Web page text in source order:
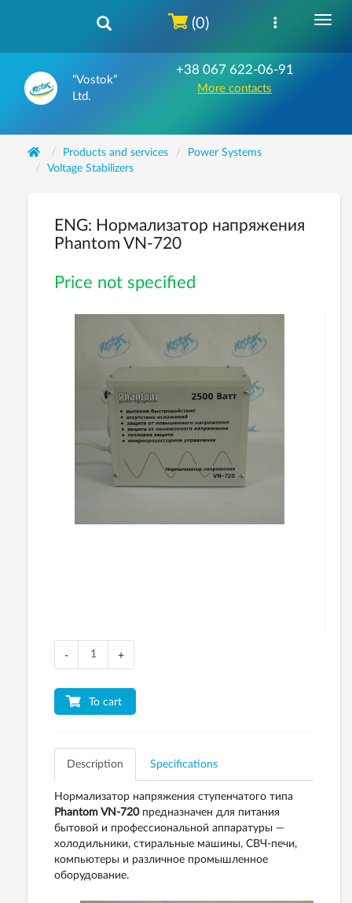
“Vostok”
Ltd.
+38 067 622-06-91
More contacts
(0)
Products and services
Power Systems
Voltage Stabilizers
ENG: Нормализатор напряжения
Phantom VN-720
Price not specified
- +
To cart
Description Specifications
Нормализатор напряжения ступенчатого типа
Phantom VN-720предназначен для питания
бытовой и профессиональной аппаратуры —
холодильники, стиральные машины, СВЧ-печи,
компьютеры и различное промышленное
оборудование.